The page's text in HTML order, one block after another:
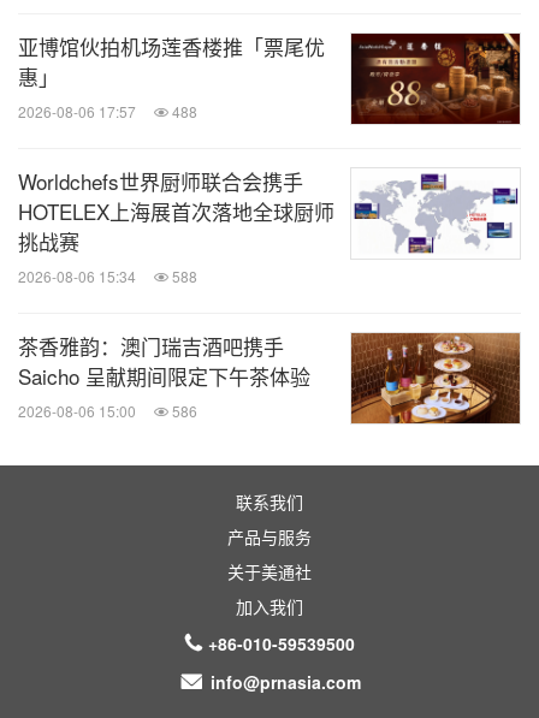
康增益理念，通过β-葡聚糖、抗氧化维生素C和维生
素E、Omega-3脂肪酸等多种关键营养素的科学配比
抵抗力、提升自御力、激发抵抗力加强保护力。
重申品牌承诺，深耕中国市场赋能人宠美好相伴
Francois强调："作为全球第二大宠物市场，中国行业
的蓬勃潜力赋予了普瑞纳长期扎根于此的信心，此次
冠能品牌的焕新升级便是最新的例证。它不只是一次
亚博馆伙拍机场莲香楼推「票尾优
惠」
2026-08-06 17:57 488
Worldchefs世界厨师联合会携手
HOTELEX上海展首次落地全球厨师
挑战赛
2026-08-06 15:34 588
茶香雅韵：澳门瑞吉酒吧携手
Saicho 呈献期间限定下午茶体验
2026-08-06 15:00 586
联系我们
产品与服务
关于美通社
加入我们
+86-010-59539500
info@prnasia.com